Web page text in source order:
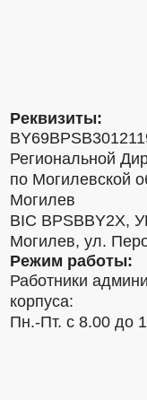
Реквизиты:
Региональной
по Могилевской
Могилев
BIC BPSBBY2X,
Могилев, ул.
Режим работы:
Работники
корпуса:
Пн.-Пт. с 8.00 до